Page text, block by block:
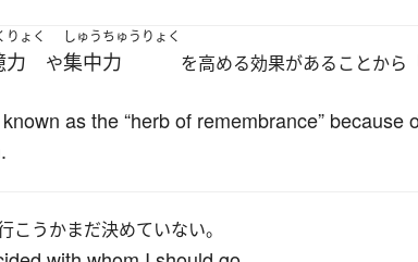
りょく
力 や
しゅうちゅうりょく
集中力
を高める効果があることから
as the “herb of remembrance” because
こうかまだ決めていない。